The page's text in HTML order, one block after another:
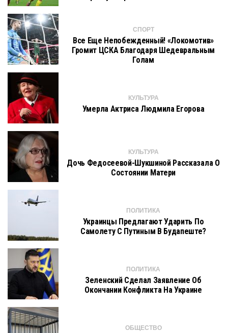
СПОРТ
Все Еще Непобежденный! «Локомотив»
Громит ЦСКА Благодаря Шедевральным
Голам
КУЛЬТУРА
Умерла Актриса Людмила Егорова
КУЛЬТУРА
Дочь Федосеевой-Шукшиной Рассказала О
Состоянии Матери
ПОЛИТИКА
Украинцы Предлагают Ударить По
Самолету С Путиным В Будапеште?
ПОЛИТИКА
Зеленский Сделал Заявление Об
Окончании Конфликта На Украине
ОБЩЕСТВО